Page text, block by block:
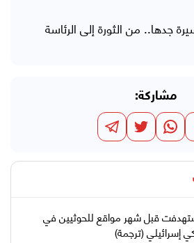
جدها.. من الثورة إلى الرئاسة
مشاركة:
قبل شهر مواقع للحوثيين في
(ترجمة)